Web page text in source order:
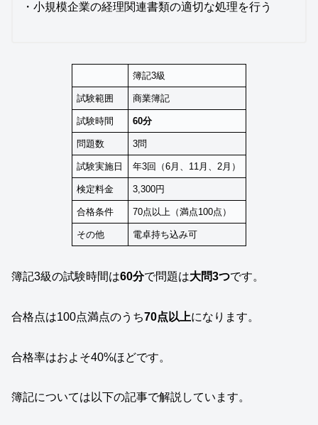
・小規模企業の経理関連書類の適切な処理を行う
簿記3級
試験範囲 商業簿記
試験時間 60分
問題数 3問
試験実施日 年3回（6月、11月、2月）
検定料金 3,300円
合格条件 70点以上（満点100点）
その他 電卓持ち込み可
簿記3級の試験時間は60分で問題は大問3つです。
合格点は100点満点のうち70点以上になります。
合格率はおよそ40%ほどです。
簿記については以下の記事で解説しています。